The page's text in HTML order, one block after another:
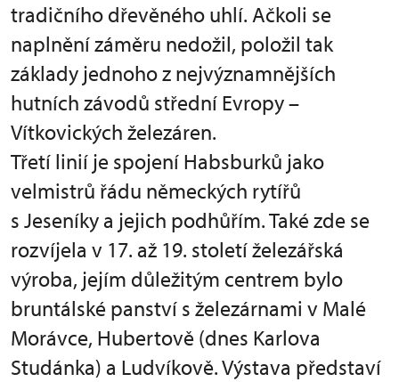
tradičního dřevěného uhlí. Ačkoli se
naplnění záměru nedožil, položil tak
základy jednoho z nejvýznamnějších
hutních závodů střední Evropy –
Vítkovických železáren.
Třetí linií je spojení Habsburků jako
velmistrů řádu německých rytířů
s Jeseníky a jejich podhůřím. Také zde se
rozvíjela v 17. až 19. století železářská
výroba, jejím důležitým centrem bylo
bruntálské panství s železárnami v Malé
Morávce, Hubertově (dnes Karlova
Studánka) a Ludvíkově. Výstava představí